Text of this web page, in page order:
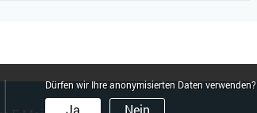
Dürfen wir Ihre anonymisierten Daten verwenden?
Ja Nein